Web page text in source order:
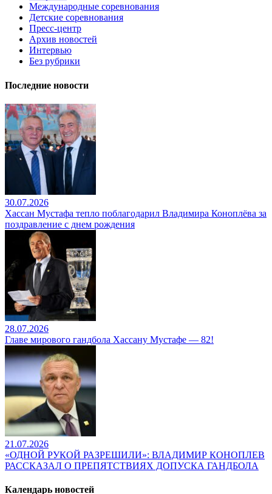
Международные соревнования
Детские соревнования
Пресс-центр
Архив новостей
Интервью
Без рубрики
Последние новости
30.07.2026
Хассан Мустафа тепло поблагодарил Владимира Коноплёва за
поздравление с днем рождения
28.07.2026
Главе мирового гандбола Хассану Мустафе — 82!
21.07.2026
«ОДНОЙ РУКОЙ РАЗРЕШИЛИ»: ВЛАДИМИР КОНОПЛЕВ
РАССКАЗАЛ О ПРЕПЯТСТВИЯХ ДОПУСКА ГАНДБОЛА
Календарь новостей